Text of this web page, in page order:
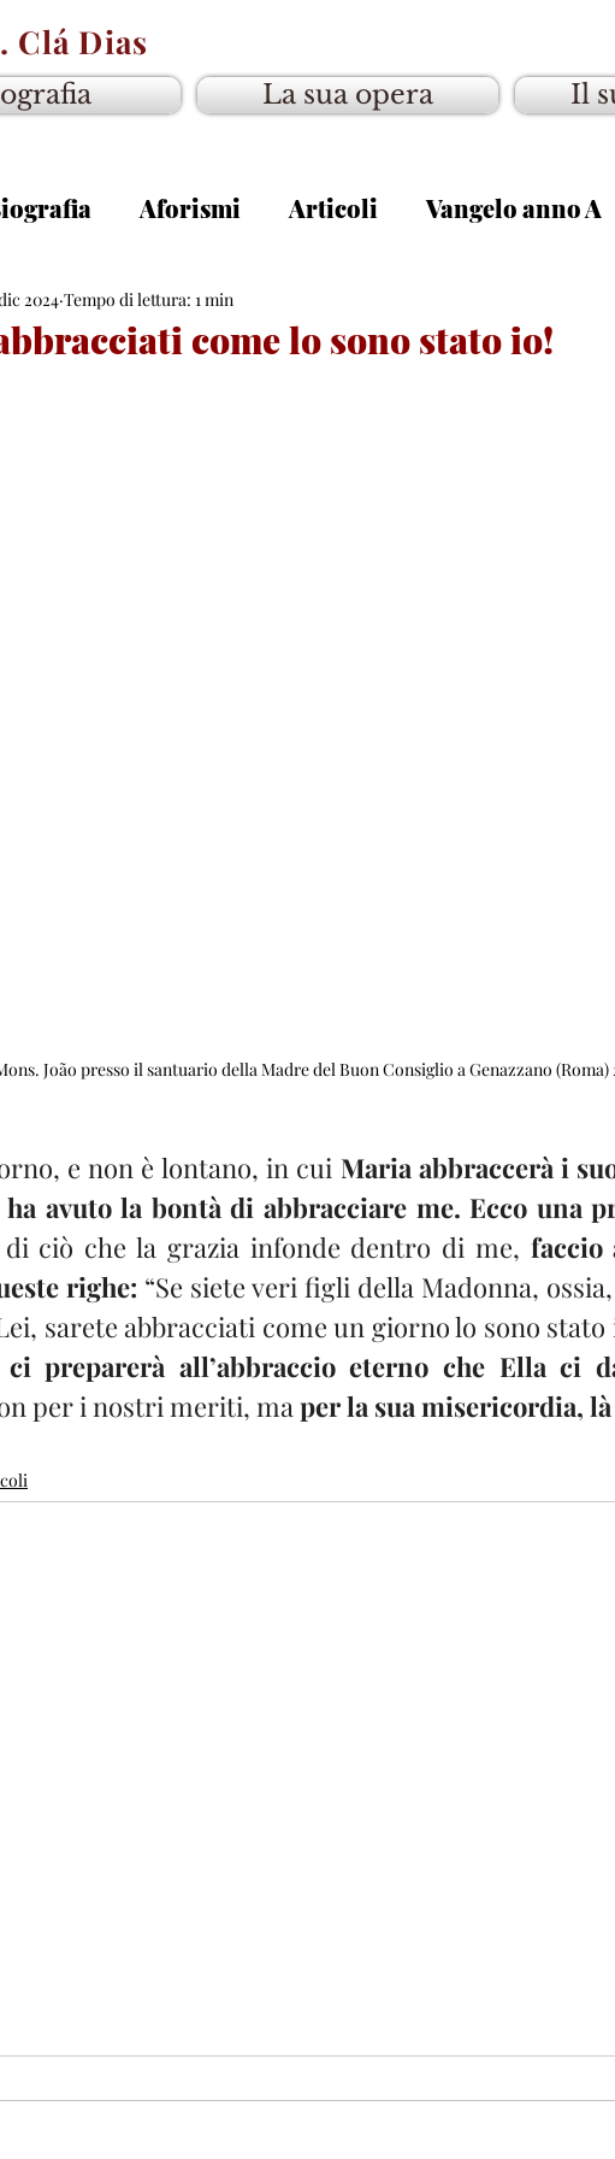
Clá Dias
La sua opera Il
Aforismi Articoli Vangelo anno A
Vangelo anno C
come lo sono stato io!
2024 Tempo di lettura: 1 min
João presso il santuario della Madre del Buon Consiglio a Genazzano (Roma)
e non è lontano, in cui Maria abbraccerà i
avuto la bontà di abbracciare me. Ecco una
di ciò che la grazia infonde dentro di me, faccio
righe: “Se siete veri figli della Madonna,
sarete abbracciati come un giorno lo sono stato
ci preparerà all’abbraccio eterno che Ella ci
per i nostri meriti, ma per la sua misericordia,